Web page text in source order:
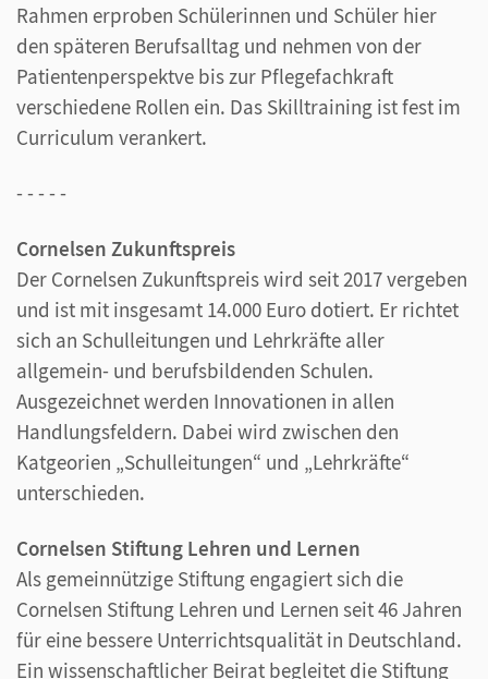
Rahmen erproben Schülerinnen und Schüler hier
den späteren Berufsalltag und nehmen von der
Patientenperspektve bis zur Pflegefachkraft
verschiedene Rollen ein. Das Skilltraining ist fest im
Curriculum verankert.
- - - - -
Cornelsen Zukunftspreis
Der Cornelsen Zukunftspreis wird seit 2017 vergeben
und ist mit insgesamt 14.000 Euro dotiert. Er richtet
sich an Schulleitungen und Lehrkräfte aller
allgemein- und berufsbildenden Schulen.
Ausgezeichnet werden Innovationen in allen
Handlungsfeldern. Dabei wird zwischen den
Katgeorien „Schulleitungen“ und „Lehrkräfte“
unterschieden.
Cornelsen Stiftung Lehren und Lernen
Als gemeinnützige Stiftung engagiert sich die
Cornelsen Stiftung Lehren und Lernen seit 46 Jahren
für eine bessere Unterrichtsqualität in Deutschland.
Ein wissenschaftlicher Beirat begleitet die Stiftung